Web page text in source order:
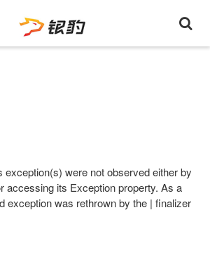
were not observed either by
accessing its Exception property. As a
exception was rethrown by the | finalizer